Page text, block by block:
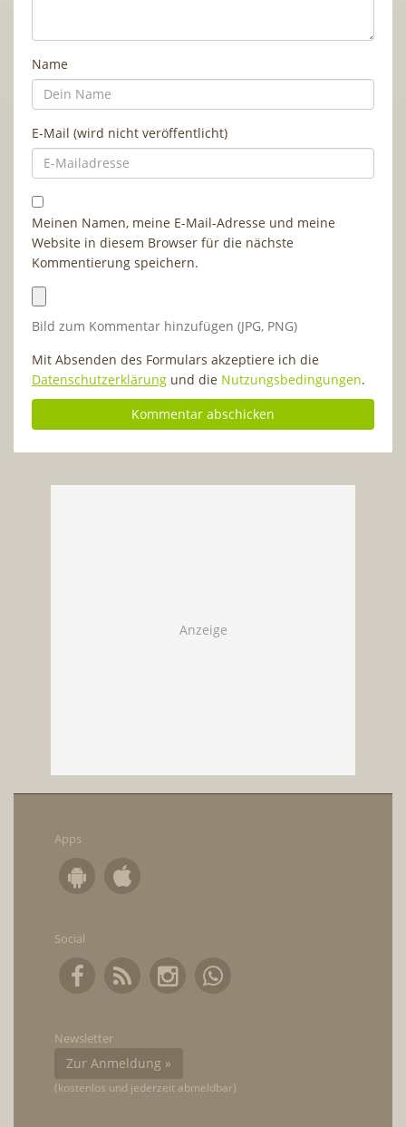
Name
E-Mail (wird nicht veröffentlicht)
Meinen Namen, meine E-Mail-Adresse und meine
Website in diesem Browser für die nächste
Kommentierung speichern.
Bild zum Kommentar hinzufügen (JPG, PNG)
Mit Absenden des Formulars akzeptiere ich die
Datenschutzerklärung und die Nutzungsbedingungen.
Apps
Social
Newsletter
Zur Anmeldung »
(kostenlos und jederzeit abmeldbar)